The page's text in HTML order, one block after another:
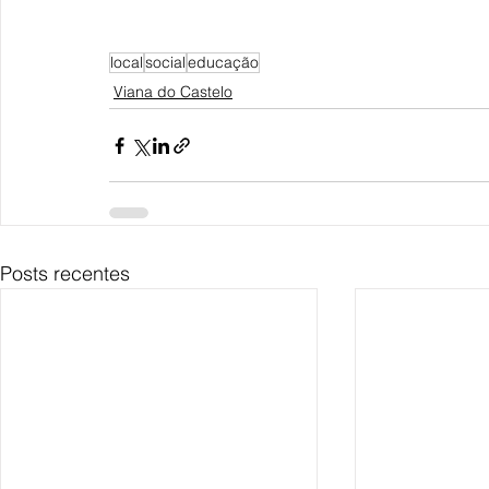
localsocialeducação
Viana do Castelo
Posts recentes